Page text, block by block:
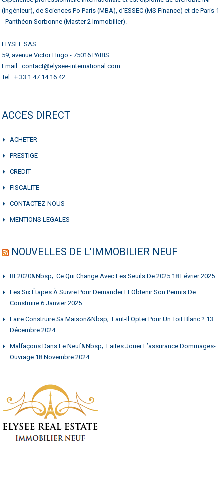
(Ingénieur), de Sciences Po Paris (MBA), d'ESSEC (MS Finance) et de Paris 1
- Panthéon Sorbonne (Master 2 Immobilier).
ELYSEE SAS
59, avenue Victor Hugo - 75016 PARIS
Email : contact@elysee-international.com
Tel : + 33 1 47 14 16 42
ACCES DIRECT
ACHETER
PRESTIGE
CREDIT
FISCALITE
CONTACTEZ-NOUS
MENTIONS LEGALES
NOUVELLES DE L’IMMOBILIER NEUF
RE2020&nbsp;: Ce Qui Change Avec Les Seuils De 2025 18 Février 2025
Les Six Étapes À Suivre Pour Demander Et Obtenir Son Permis De
Construire 6 Janvier 2025
Faire Construire Sa Maison&nbsp;: Faut-Il Opter Pour Un Toit Blanc ? 13
Décembre 2024
Malfaçons Dans Le Neuf&nbsp;: Faites Jouer L’assurance Dommages-
Ouvrage 18 Novembre 2024